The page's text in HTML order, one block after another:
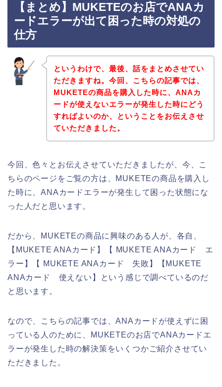
【まとめ】MUKETEのお店でANAカ
ードエラーが出て困った時の対処の
仕方
というわけで、最後、話をまとめさせてい
ただきますね。今回、こちらの記事では、
MUKETEの商品を購入した時に、ANAカ
ードが使えないエラーが発生した時にどう
すればよいのか、ということをお伝えさせ
ていただきました。
今回、色々とお伝えさせていただきましたが、今、こ
ちらのページをご覧の方は、MUKETEの商品を購入し
た時に、ANAカードエラーが発生して困った状態にな
った人だと思います。
だから、MUKETEの商品に興味のある人が、各自、
【MUKETE ANAカード】【 MUKETE ANAカード エ
ラー】【 MUKETE ANAカード 失敗】【MUKETE
ANAカード 使えない】という感じで調べているのだ
と思います。
なので、こちらの記事では、ANAカードが使えずに困
っている人のために、MUKETEのお店でANAカードエ
ラーが発生した時の解決策をいくつかご紹介させてい
ただきました。